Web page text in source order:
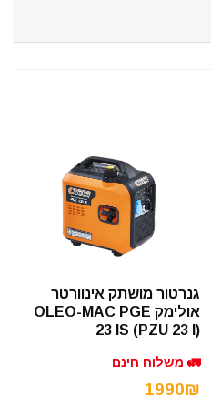
גנרטור מושתק אינוורטר
אולימק OLEO-MAC PGE
23 IS (PZU 23 I)
🚛 משלוח חינם
1990₪